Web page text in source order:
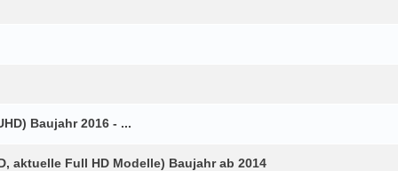
Baujahr 2016 - ...
aktuelle Full HD Modelle) Baujahr ab 2014